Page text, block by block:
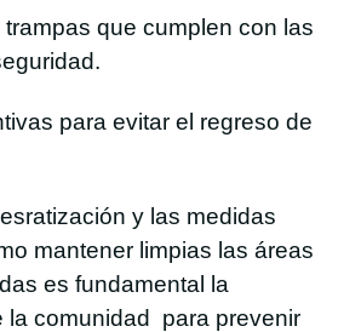
que cumplen con las
para evitar el regreso de
y las medidas
mantener limpias las áreas
es fundamental la
la comunidad para prevenir